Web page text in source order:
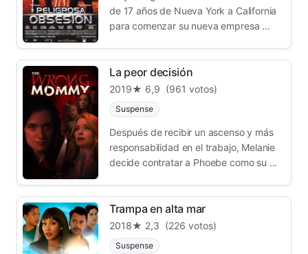
de 17 años de Nueva York a California
para comenzar su nueva empresa ...
La peor decisión
2019★ 6,9 (961 votos)
Suspense
Después de recibir un ascenso y más
responsabilidad en el trabajo, Melanie
decide contratar a Phoebe como su ...
Trampa en alta mar
2018★ 2,3 (226 votos)
Suspense